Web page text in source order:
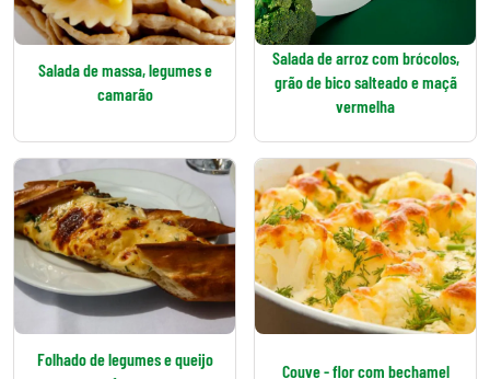
Salada de massa, legumes e
camarão
Salada de arroz com brócolos,
grão de bico salteado e maçã
vermelha
Folhado de legumes e queijo
Couve - flor com bechamel